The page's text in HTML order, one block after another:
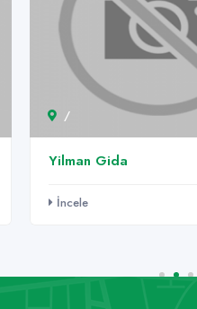
/
Yilman Gida
İncele